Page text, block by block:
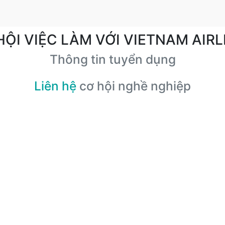
VIỆC LÀM VỚI VIETNAM
Thông tin tuyển dụng
Liên hệ cơ hội nghề nghiệp